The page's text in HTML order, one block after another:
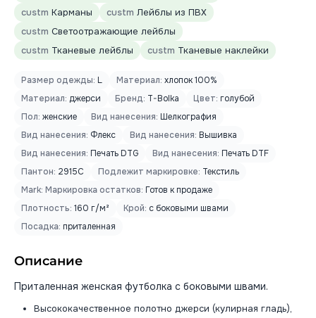
custm Карманы custm Лейблы из ПВХ
custm Светоотражающие лейблы
custm Тканевые лейблы custm Тканевые наклейки
Размер одежды: L Материал: хлопок 100%
Материал: джерси Бренд: T-Bolka Цвет: голубой
Пол: женские Вид нанесения: Шелкография
Вид нанесения: Флекс Вид нанесения: Вышивка
Вид нанесения: Печать DTG Вид нанесения: Печать DTF
Пантон: 2915C Подлежит маркировке: Текстиль
Mark: Маркировка остатков: Готов к продаже
Плотность: 160 г/м² Крой: с боковыми швами
Посадка: приталенная
Описание
Приталенная женская футболка с боковыми швами.
Высококачественное полотно джерси (кулирная гладь),